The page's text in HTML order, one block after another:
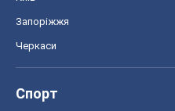
Запоріжжя
Черкаси
Спорт